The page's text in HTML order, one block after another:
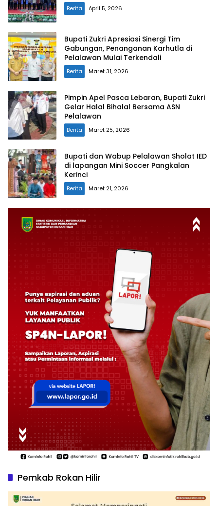
Berita April 5, 2026
Bupati Zukri Apresiasi Sinergi Tim
Gabungan, Penanganan Karhutla di
Pelalawan Mulai Terkendali
Berita Maret 31, 2026
Pimpin Apel Pasca Lebaran, Bupati Zukri
Gelar Halal Bihalal Bersama ASN
Pelalawan
Berita Maret 25, 2026
Bupati dan Wabup Pelalawan Sholat IED
di lapangan Mini Soccer Pangkalan
Kerinci
Berita Maret 21, 2026
Pemkab Rokan Hilir